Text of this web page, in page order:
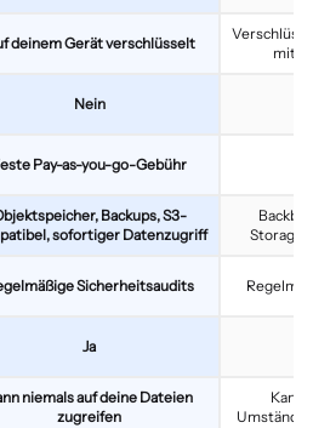
deinem Gerät verschlüsselt
mit
Nein
Pay-as-you-go-Gebühr
Backups, S3-
sofortiger Datenzugriff
Storage,
Sicherheitsaudits
Ja
niemals auf deine Dateien
zugreifen
Kann